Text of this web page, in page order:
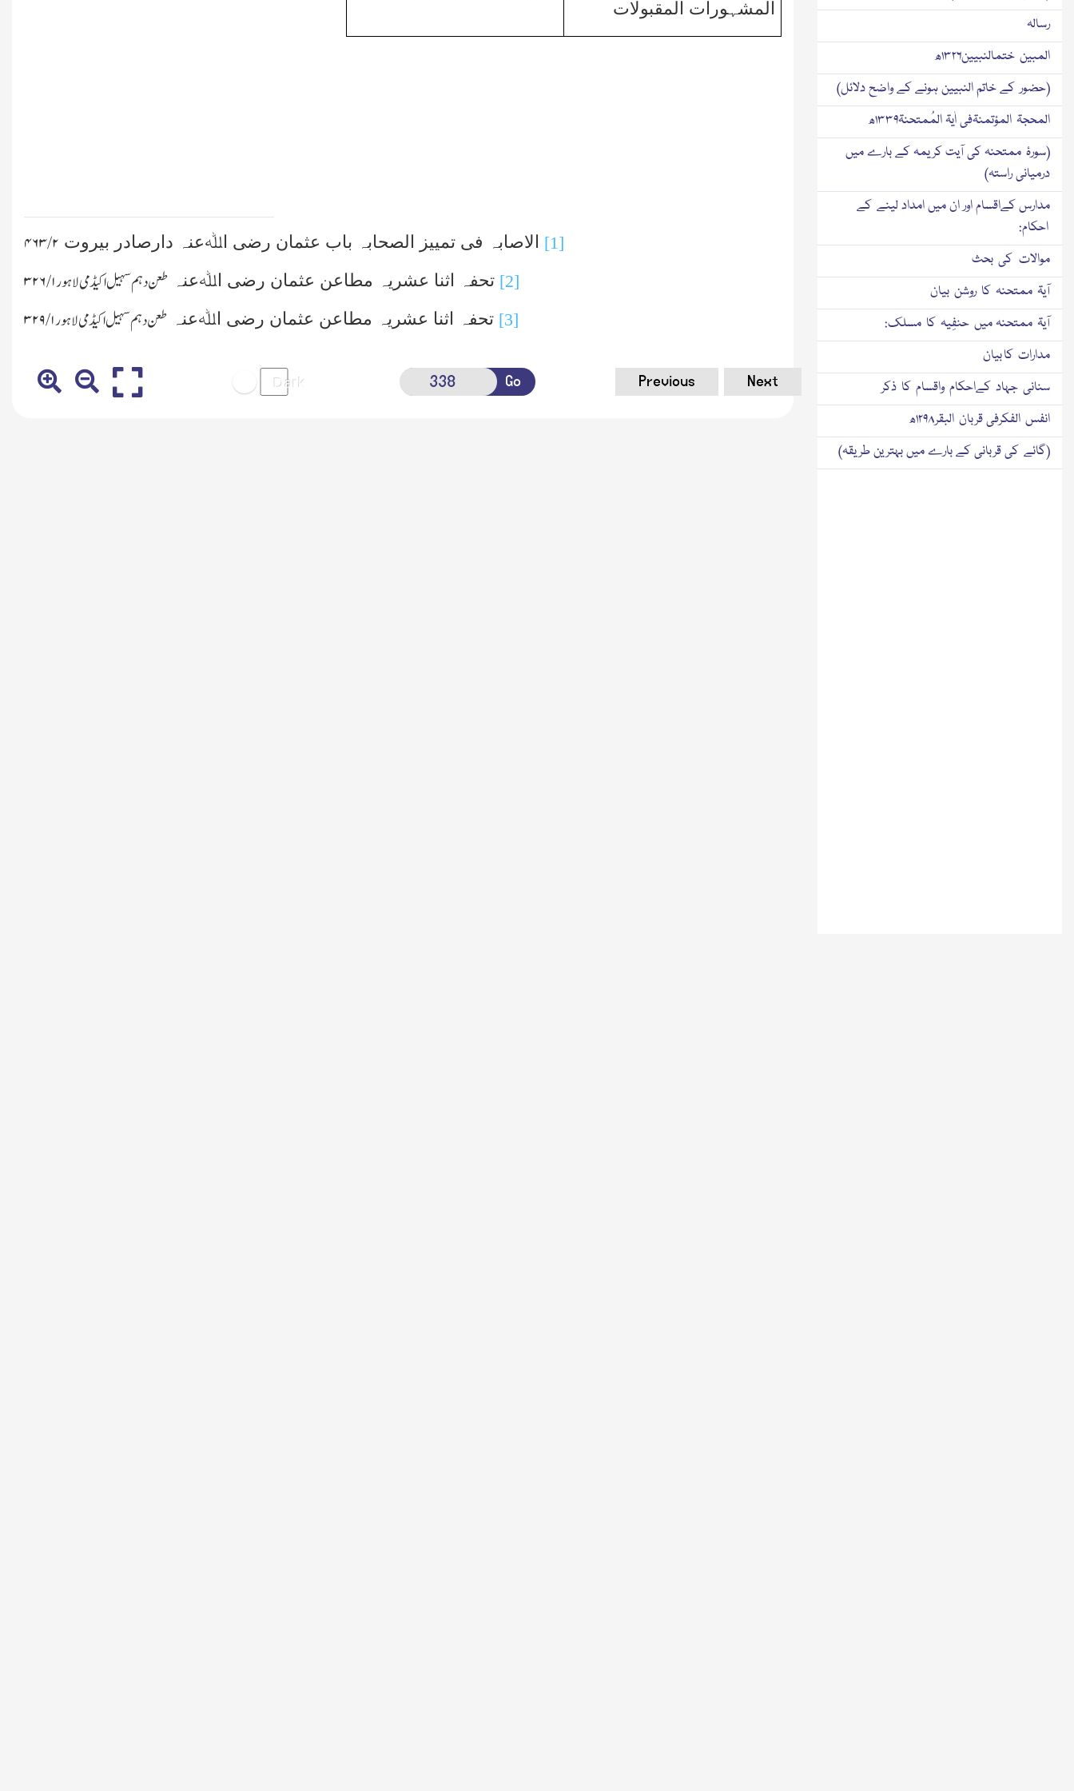
المشہورات المقبولات
[1] الاصابہ فی تمییز الصحابہ باب عثمان رضی اﷲعنہ دارصادر بیروت ۲/ ۴۶۳
[2] تحفہ اثنا عشریہ مطاعن عثمان رضی اﷲعنہ طعن دہم سہیل اکیڈمی لاہور۱/ ۳۲۶
[3] تحفہ اثنا عشریہ مطاعن عثمان رضی اﷲعنہ طعن دہم سہیل اکیڈمی لاہور۱/ ۳۲۹
Go Previous Next
رسالہ
المبین ختمالنبیین۱۳۲۶ھ
(حضور کے خاتم النبیین ہونے کے واضح دلائل)
المحجۃ المؤتمنۃفی اٰیۃ المُمتحنۃ۱۳۳۹ھ
(سورۂ ممتحنہ کی آیت کریمہ کے بارے میں
درمیانی راستہ)
مدارس کےاقسام اور ان میں امداد لینے کے
احکام:
موالات کی بحث
آیۃ ممتحنہ کا روشن بیان
آیۃ ممتحنہ میں حنفِیہ کا مسلک:
مدارات کا بیان
سنانی جہاد کےاحکام واقسام کا ذکر
انفس الفکرفی قربان البقر۱۲۹۸ھ
(گائے کی قربانی کے بارے میں بہترین طریقہ)